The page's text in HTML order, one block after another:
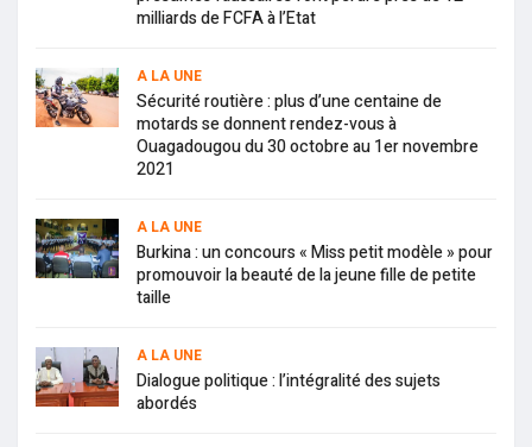
milliards de FCFA à l’Etat
A LA UNE
Sécurité routière : plus d’une centaine de
motards se donnent rendez-vous à
Ouagadougou du 30 octobre au 1er novembre
2021
A LA UNE
Burkina : un concours « Miss petit modèle » pour
promouvoir la beauté de la jeune fille de petite
taille
A LA UNE
Dialogue politique : l’intégralité des sujets
abordés